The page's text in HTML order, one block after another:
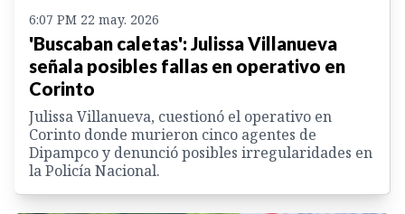
6:07 PM 22 may. 2026
'Buscaban caletas': Julissa Villanueva
señala posibles fallas en operativo en
Corinto
Julissa Villanueva, cuestionó el operativo en
Corinto donde murieron cinco agentes de
Dipampco y denunció posibles irregularidades en
la Policía Nacional.